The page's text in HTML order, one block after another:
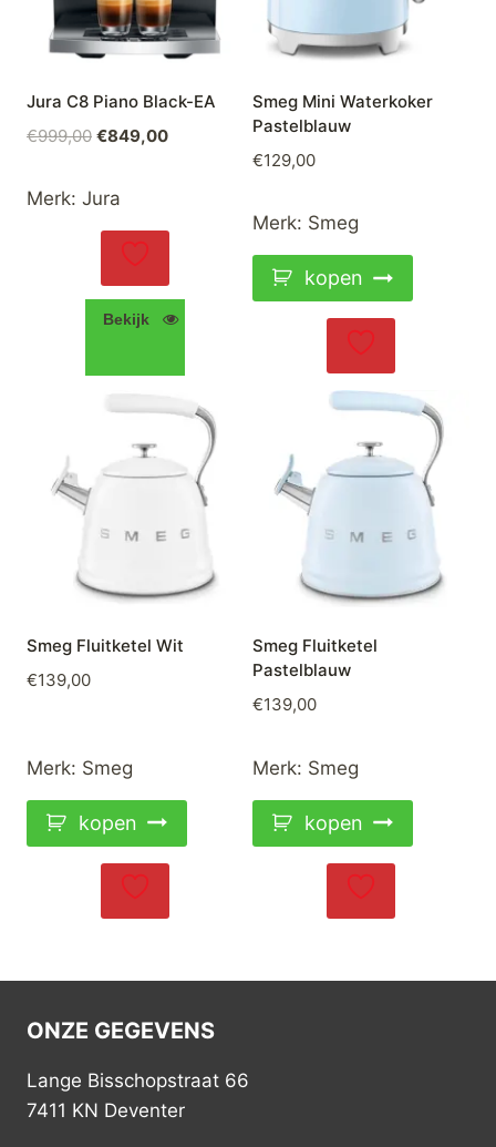
Jura C8 Piano Black-EA
€999,00 Oorspronkelijke
€849,00Huidige
Merk: Jura
Bekijk
Smeg Mini Waterkoker
Pastelblauw
€129,00
Merk: Smeg
kopen
Smeg Fluitketel Wit
€139,00
Merk: Smeg
kopen
Smeg Fluitketel
Pastelblauw
€139,00
Merk: Smeg
kopen
ONZE GEGEVENS
Lange Bisschopstraat 66
7411 KN Deventer